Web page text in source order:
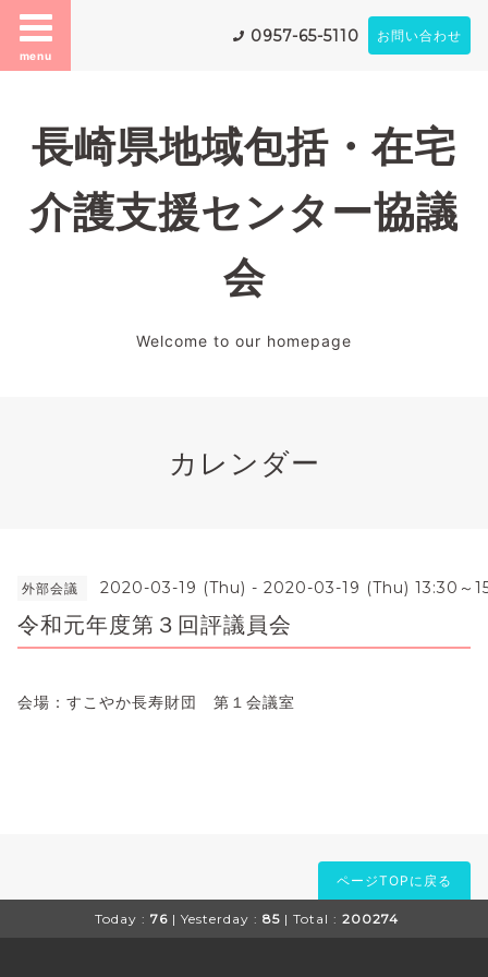
menu
0957-65-5110 お問い合わせ
長崎県地域包括・在宅
介護支援センター協議
会
Welcome to our homepage
カレンダー
外部会議 2020-03-19 (Thu) - 2020-03-19 (Thu) 13:30～
令和元年度第３回評議員会
会場：すこやか長寿財団 第１会議室
ページTOPに戻る
Today : 76 | Yesterday : 85 | Total : 200274